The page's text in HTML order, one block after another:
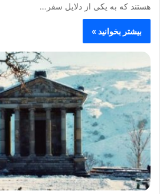
هستند که به یکی از دلایل سفر…
بیشتر بخوانید »